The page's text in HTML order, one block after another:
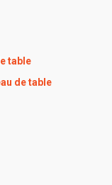
table
de table